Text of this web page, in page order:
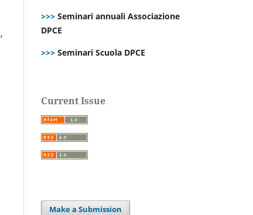
,
>>> Seminari annuali Associazione
DPCE
>>> Seminari Scuola DPCE
Current Issue
Make a Submission